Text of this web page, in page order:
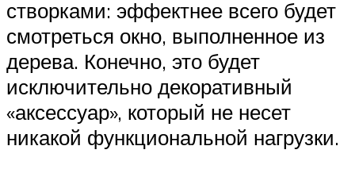
створками: эффектнее всего будет
смотреться окно, выполненное из
дерева. Конечно, это будет
исключительно декоративный
«аксессуар», который не несет
никакой функциональной нагрузки.